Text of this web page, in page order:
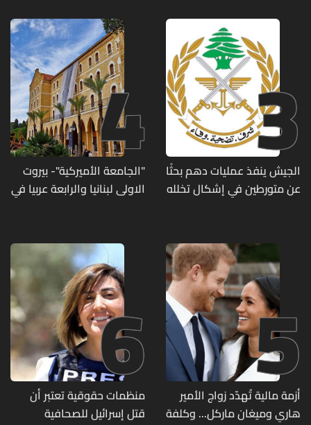
3
الجيش ينفذ عمليات دهم بحثًا
عن متورطين في إشكال تخلله
مزروعة بالماريجوانا
4
"الجامعة الأميركية"- بيروت
الاولى لبنانيا والرابعة عربيا في
5
أزمة مالية تُهدّد زواج الأمير
هاري وميغان ماركل... وكلفة
6
منظمات حقوقية تعتبر أن
قتل إسرائيل للصحافية